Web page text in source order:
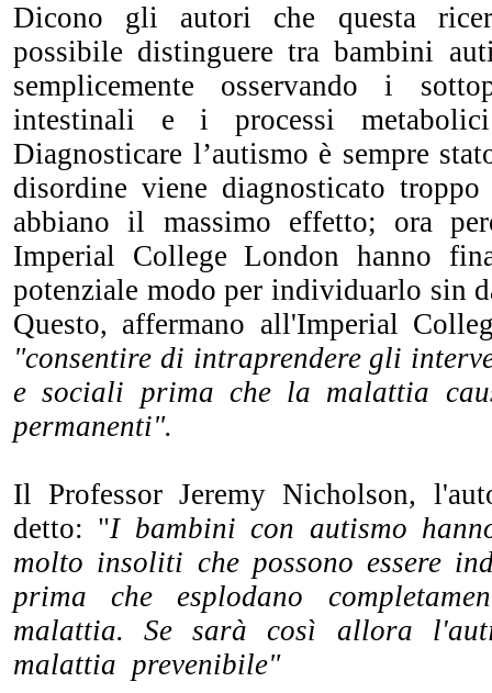
Dicono gli autori che questa
possibile distinguere tra bambini
semplicemente osservando i
intestinali e i processi
Diagnosticare l’autismo è sempre
disordine viene diagnosticato
abbiano il massimo effetto; ora
Imperial College London hanno
potenziale modo per individuarlo sin
Questo, affermano all'Imperial
"consentire di intraprendere gli
e sociali prima che la malattia
permanenti".
Il Professor Jeremy Nicholson,
detto: "I bambini con autismo
molto insoliti che possono essere
prima che esplodano
malattia. Se sarà così allora
malattia prevenibile"